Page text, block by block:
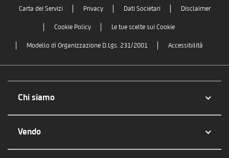
Carta dei Servizi Privacy Dati Societari Disclaimer
Cookie Policy Le tue scelte sui Cookie
Modello di Organizzazione D.Lgs. 231/2001 Accessibilità
Chi siamo
Vendo